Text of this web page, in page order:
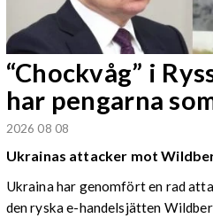
“Chockvåg” i
har pengarna
2026 08 08
Ukrainas attacker mot
Ukraina har genomfört en rad
den ryska e-handelsjätten